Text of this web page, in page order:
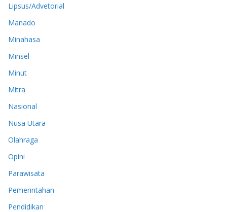
Lipsus/Advetorial
Manado
Minahasa
Minsel
Minut
Mitra
Nasional
Nusa Utara
Olahraga
Opini
Parawisata
Pemerintahan
Pendidikan